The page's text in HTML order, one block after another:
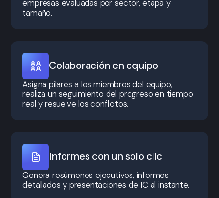
empresas evaluadas por sector, etapa y
tamaño.
Colaboración en equipo
Asigna pilares a los miembros del equipo,
realiza un seguimiento del progreso en tiempo
real y resuelve los conflictos.
Informes con un solo clic
Genera resúmenes ejecutivos, informes
detallados y presentaciones de IC al instante.